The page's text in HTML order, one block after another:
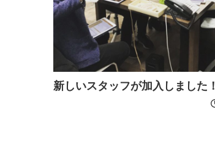
新しいスタッフが加入しました！